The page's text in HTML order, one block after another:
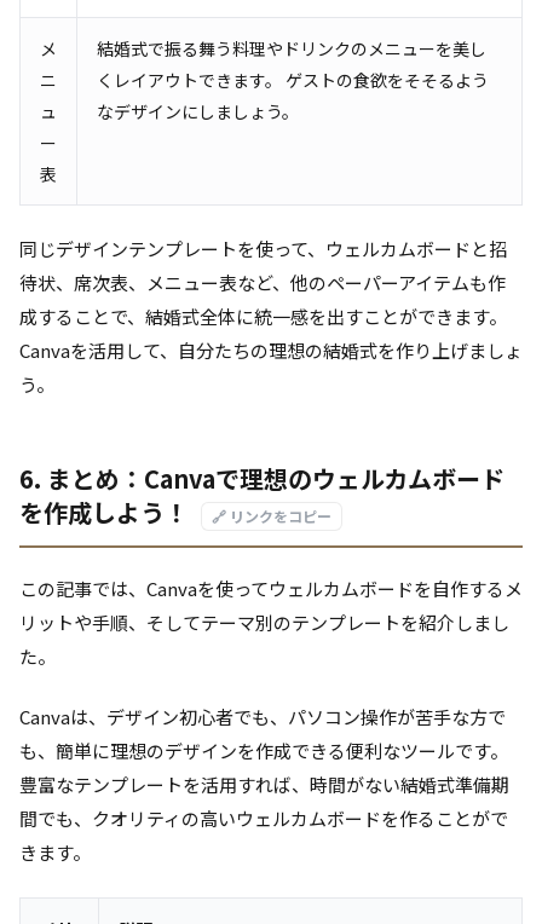
メ
ニ
ュ
ー
表
結婚式で振る舞う料理やドリンクのメニューを美し
くレイアウトできます。 ゲストの食欲をそそるよう
なデザインにしましょう。
同じデザインテンプレートを使って、ウェルカムボードと招
待状、席次表、メニュー表など、他のペーパーアイテムも作
成することで、結婚式全体に統一感を出すことができます。
Canvaを活用して、自分たちの理想の結婚式を作り上げましょ
う。
6. まとめ：Canvaで理想のウェルカムボード
を作成しよう！
🔗 リンクをコピー
この記事では、Canvaを使ってウェルカムボードを自作するメ
リットや手順、そしてテーマ別のテンプレートを紹介しまし
た。
Canvaは、デザイン初心者でも、パソコン操作が苦手な方で
も、簡単に理想のデザインを作成できる便利なツールです。
豊富なテンプレートを活用すれば、時間がない結婚式準備期
間でも、クオリティの高いウェルカムボードを作ることがで
きます。